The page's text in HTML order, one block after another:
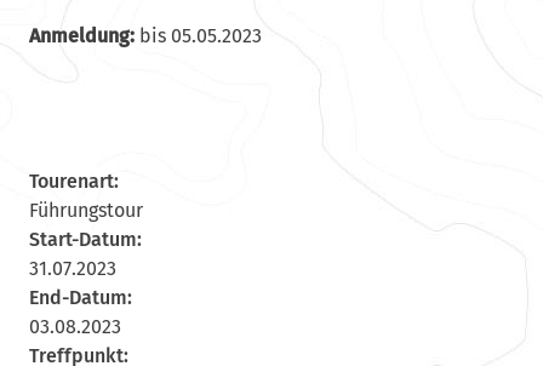
Anmeldung:bis 05.05.2023
Tourenart:
Führungstour
Start-Datum:
31.07.2023
End-Datum:
03.08.2023
Treffpunkt: